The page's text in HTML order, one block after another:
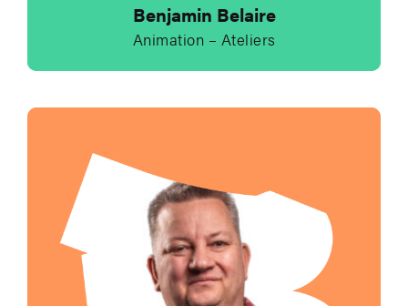
Benjamin Belaire
Animation – Ateliers
Envoyer un e-mail